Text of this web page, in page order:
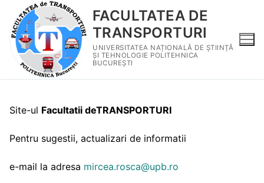
FACULTATEA DE
TRANSPORTURI
UNIVERSITATEA NAȚIONALĂ DE ȘTIINȚĂ
ȘI TEHNOLOGIE POLITEHNICA
BUCUREȘTI
Site-ul Facultatii deTRANSPORTURI
Pentru sugestii, actualizari de informatii
e-mail la adresa mircea.rosca@upb.ro